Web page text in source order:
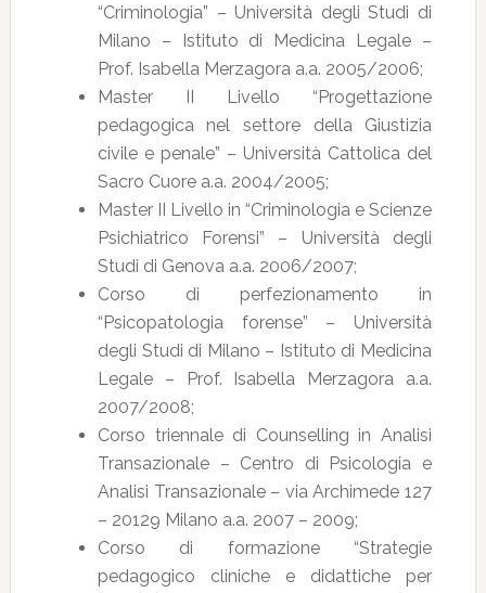
“Criminologia” – Università degli Studi di
Milano – Istituto di Medicina Legale –
Prof. Isabella Merzagora a.a. 2005/2006;
Master II Livello “Progettazione
pedagogica nel settore della Giustizia
civile e penale” – Università Cattolica del
Sacro Cuore a.a. 2004/2005;
Master II Livello in “Criminologia e Scienze
Psichiatrico Forensi” – Università degli
Studi di Genova a.a. 2006/2007;
Corso di perfezionamento in
“Psicopatologia forense” – Università
degli Studi di Milano – Istituto di Medicina
Legale – Prof. Isabella Merzagora a.a.
2007/2008;
Corso triennale di Counselling in Analisi
Transazionale – Centro di Psicologia e
Analisi Transazionale – via Archimede 127
– 20129 Milano a.a. 2007 – 2009;
Corso di formazione “Strategie
pedagogico cliniche e didattiche per